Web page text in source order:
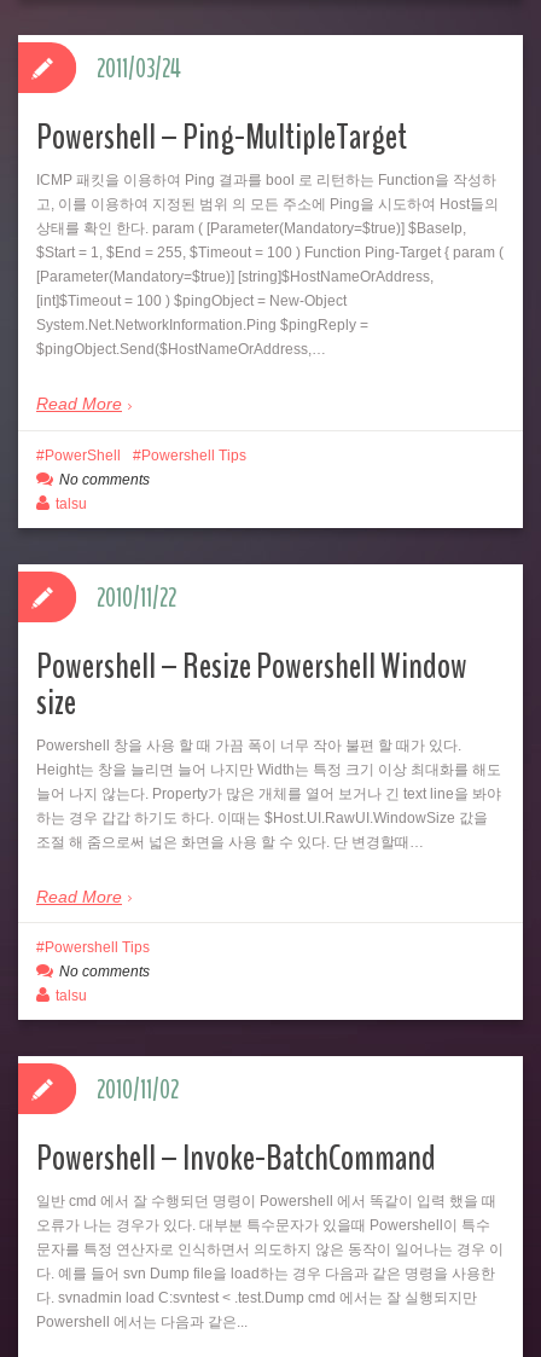
Powershell – Ping-MultipleTarget
ICMP 패킷을 이용하여 Ping 결과를 bool 로 리턴하는 Function을 작성하
고, 이를 이용하여 지정된 범위 의 모든 주소에 Ping을 시도하여 Host들의
상태를 확인 한다. param ( [Parameter(Mandatory=$true)] $BaseIp,
$Start = 1, $End = 255, $Timeout = 100 ) Function Ping-Target { param (
[Parameter(Mandatory=$true)] [string]$HostNameOrAddress,
[int]$Timeout = 100 ) $pingObject = New-Object
System.Net.NetworkInformation.Ping $pingReply =
$pingObject.Send($HostNameOrAddress,…
Read More
2011/03/24
PowerShell
Powershell Tips
No comments
talsu
Powershell – Resize Powershell Window
size
Powershell 창을 사용 할 때 가끔 폭이 너무 작아 불편 할 때가 있다.
Height는 창을 늘리면 늘어 나지만 Width는 특정 크기 이상 최대화를 해도
늘어 나지 않는다. Property가 많은 개체를 열어 보거나 긴 text line을 봐야
하는 경우 갑갑 하기도 하다. 이때는 $Host.UI.RawUI.WindowSize 값을
조절 해 줌으로써 넓은 화면을 사용 할 수 있다. 단 변경할때…
Read More
2010/11/22
Powershell Tips
No comments
talsu
Powershell – Invoke-BatchCommand
일반 cmd 에서 잘 수행되던 명령이 Powershell 에서 똑같이 입력 했을 때
오류가 나는 경우가 있다. 대부분 특수문자가 있을때 Powershell이 특수
문자를 특정 연산자로 인식하면서 의도하지 않은 동작이 일어나는 경우 이
다. 예를 들어 svn Dump file을 load하는 경우 다음과 같은 명령을 사용한
다. svnadmin load C:svntest < .test.Dump cmd 에서는 잘 실행되지만
Powershell 에서는 다음과 같은...
2010/11/02